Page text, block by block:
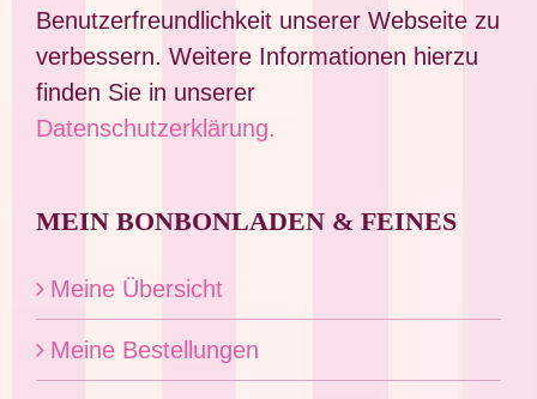
Benutzerfreundlichkeit unserer Webseite zu
verbessern. Weitere Informationen hierzu
finden Sie in unserer
Datenschutzerklärung.
MEIN BONBONLADEN & FEINES
Meine Übersicht
Meine Bestellungen